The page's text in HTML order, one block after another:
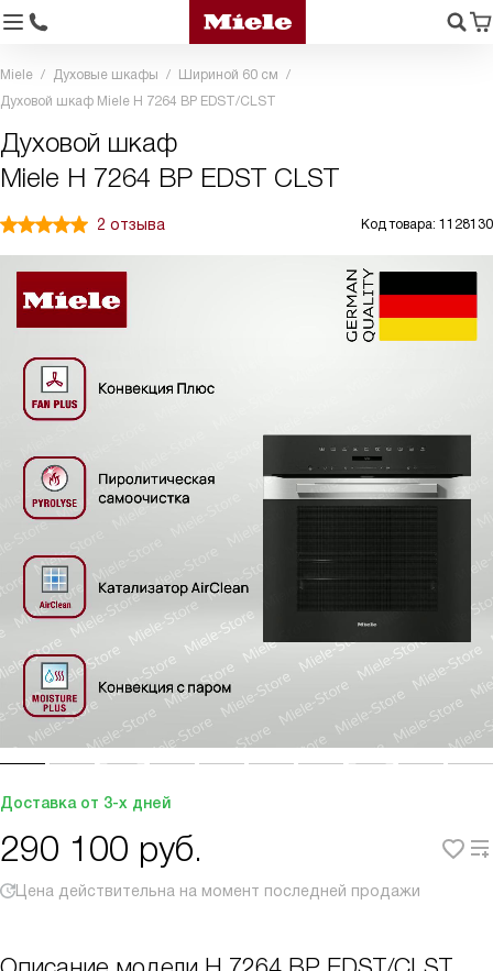
Miele Духовые шкафы
Шириной 60 см
Духовой шкаф Miele H 7264 BP EDST/CLST
Духовой шкаф
Miele H 7264 BP EDST CLST
2 отзыва Код товара: 1128130
Доставка от 3-х дней
290 100 руб.
Цена действительна на момент последней продажи